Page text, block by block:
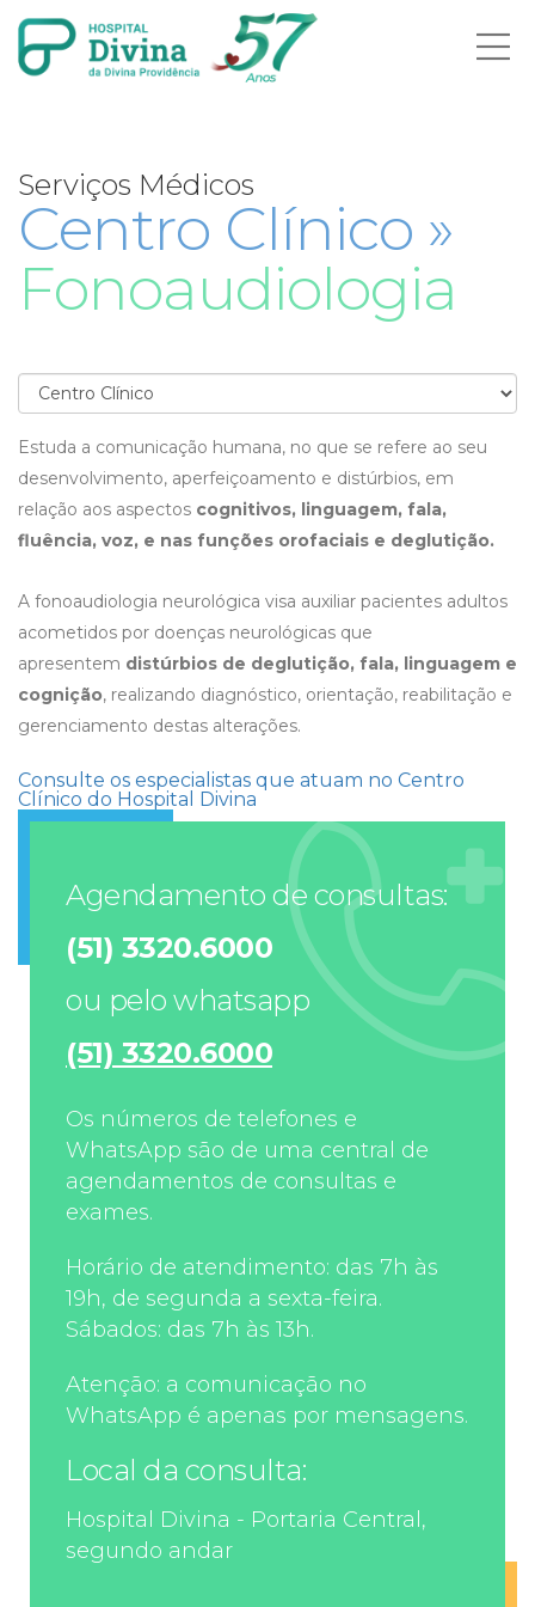
Serviços Médicos
Centro Clínico »
Fonoaudiologia
Estuda a comunicação humana, no que se refere ao seu
desenvolvimento, aperfeiçoamento e distúrbios, em
relação aos aspectos cognitivos, linguagem, fala,
fluência, voz, e nas funções orofaciais e deglutição.
A fonoaudiologia neurológica visa auxiliar pacientes adultos
acometidos por doenças neurológicas que
apresentem distúrbios de deglutição, fala, linguagem e
cognição, realizando diagnóstico, orientação, reabilitação e
gerenciamento destas alterações.
Consulte os especialistas que atuam no Centro
Clínico do Hospital Divina
Agendamento de consultas:
(51) 3320.6000
ou pelo whatsapp
(51) 3320.6000
Os números de telefones e
WhatsApp são de uma central de
agendamentos de consultas e
exames.
Horário de atendimento: das 7h às
19h, de segunda a sexta-feira.
Sábados: das 7h às 13h.
Atenção: a comunicação no
WhatsApp é apenas por mensagens.
Local da consulta:
Hospital Divina - Portaria Central,
segundo andar